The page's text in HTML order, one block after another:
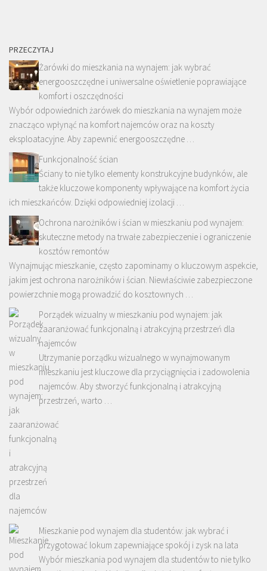
PRZECZYTAJ
Żarówki do mieszkania na wynajem: jak wybrać
energooszczędne i uniwersalne oświetlenie poprawiające
komfort i oszczędności
Wybór odpowiednich żarówek do mieszkania na wynajem może
znacząco wpłynąć na komfort najemców oraz na koszty
eksploatacyjne. Aby zapewnić energooszczędne …
Funkcjonalność ścian
Ściany to nie tylko elementy konstrukcyjne budynków, ale
także kluczowe komponenty wpływające na komfort życia
ich mieszkańców. Dzięki odpowiedniej izolacji …
Ochrona narożników i ścian w mieszkaniu pod wynajem:
skuteczne metody na trwałe zabezpieczenie i ograniczenie
kosztów remontów
Wynajmując mieszkanie, często zapominamy o kluczowym aspekcie,
jakim jest ochrona narożników i ścian. Niewłaściwie zabezpieczone
powierzchnie mogą prowadzić do kosztownych …
Porządek wizualny w mieszkaniu pod wynajem: jak
zaaranżować funkcjonalną i atrakcyjną przestrzeń dla
najemców
Utrzymanie porządku wizualnego w wynajmowanym
mieszkaniu jest kluczowe dla przyciągnięcia i zadowolenia
najemców. Aby stworzyć funkcjonalną i atrakcyjną
przestrzeń, warto …
Mieszkanie pod wynajem dla studentów: jak wybrać i
przygotować lokum zapewniające spokój i zysk na lata
Wybór mieszkania pod wynajem dla studentów to nie tylko